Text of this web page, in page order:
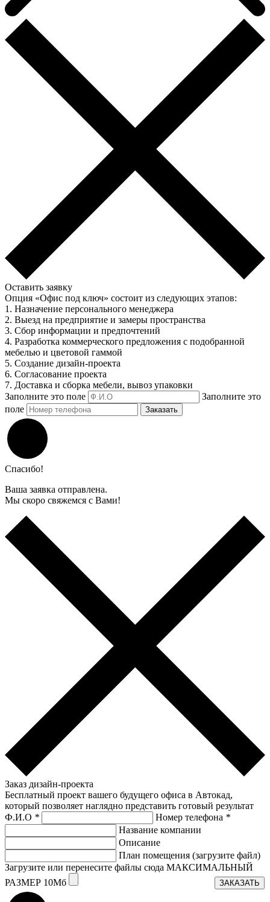
Оставить заявку
Опция «Офис под ключ» состоит из следующих этапов:
1. Назначение персонального менеджера
2. Выезд на предприятие и замеры пространства
3. Сбор информации и предпочтений
4. Разработка коммерческого предложения с подобранной
мебелью и цветовой гаммой
5. Создание дизайн-проекта
6. Согласование проекта
7. Доставка и сборка мебели, вывоз упаковки
Заполните это поле
Заполните это
поле
Заказать
Спасибо!
Ваша заявка отправлена.
Мы скоро свяжемся с Вами!
Заказ дизайн-проекта
Бесплатный проект вашего будущего офиса в Автокад,
который позволяет наглядно представить готовый результат
Ф.И.О * Номер телефона *
Название компании
Описание
План помещения (загрузите файл)
Загрузите или перенесите файлы сюда МАКСИМАЛЬНЫЙ
РАЗМЕР 10Мб
ЗАКАЗАТЬ